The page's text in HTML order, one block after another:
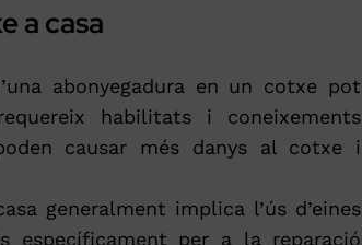
a casa
abonyegadura en un cotxe pot
habilitats i coneixements
causar més danys al cotxe i
generalment implica l’ús d’eines
específicament per a la reparació